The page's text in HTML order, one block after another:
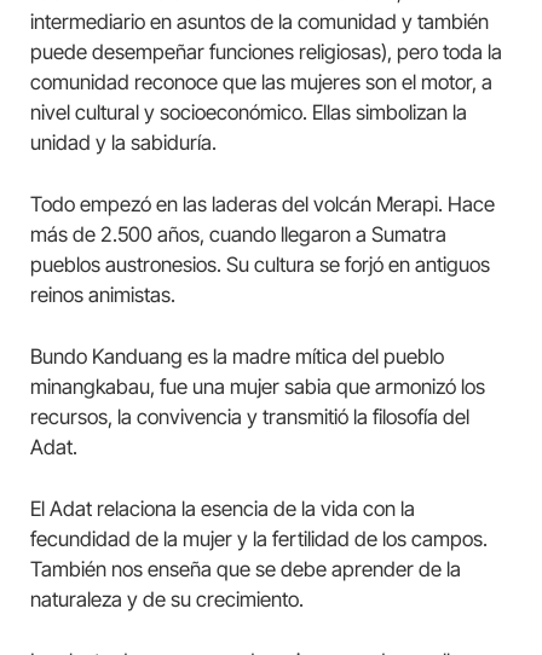
intermediario en asuntos de la comunidad y también
puede desempeñar funciones religiosas), pero toda la
comunidad reconoce que las mujeres son el motor, a
nivel cultural y socioeconómico. Ellas simbolizan la
unidad y la sabiduría.
Todo empezó en las laderas del volcán Merapi. Hace
más de 2.500 años, cuando llegaron a Sumatra
pueblos austronesios. Su cultura se forjó en antiguos
reinos animistas.
Bundo Kanduang es la madre mítica del pueblo
minangkabau, fue una mujer sabia que armonizó los
recursos, la convivencia y transmitió la filosofía del
Adat.
El Adat relaciona la esencia de la vida con la
fecundidad de la mujer y la fertilidad de los campos.
También nos enseña que se debe aprender de la
naturaleza y de su crecimiento.